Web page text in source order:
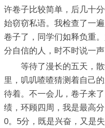
许卷子比较简单，后几十
始窃窃私语。我检查了一
卷子了，同学们如释负重
分自信的人，时不时说一
等待了漫长的五天，散
里，叽叽喳喳猜测着自己
待着。不一会儿，卷子来
绩，环顾四周，我是最高
0。5分，既是兴奋，又是